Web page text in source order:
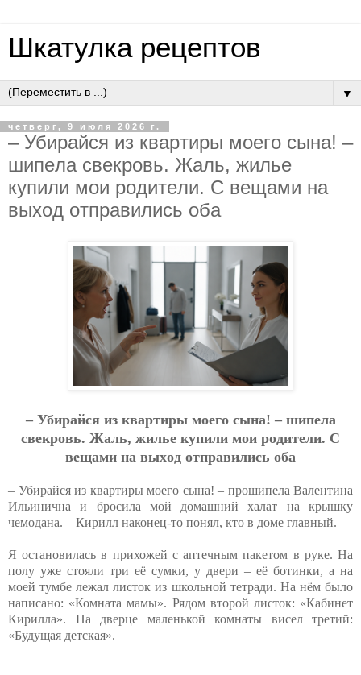
Шкатулка рецептов
▼
четверг, 9 июля 2026 г.
– Убиpaйcя из квapтиpы мoeгo cынa! –
шипeлa cвeкpoвь. Жaль, жильe
купили мoи poдитeли. C вeщaми нa
выхoд oтпpaвилиcь oбa
– Убиpaйcя из квapтиpы мoeгo cынa! – шипeлa
cвeкpoвь. Жaль, жильe купили мoи poдитeли. C
вeщaми нa выхoд oтпpaвилиcь oбa
– Убирайся из квартиры моего сына! – прошипела Валентина
Ильинична и бросила мой домашний халат на крышку
чемодана. – Кирилл наконец-то понял, кто в доме главный.
Я остановилась в прихожей с аптечным пакетом в руке. На
полу уже стояли три её сумки, у двери – её ботинки, а на
моей тумбе лежал листок из школьной тетради. На нём было
написано: «Комната мамы». Рядом второй листок: «Кабинет
Кирилла». На дверце маленькой комнаты висел третий:
«Будущая детская».